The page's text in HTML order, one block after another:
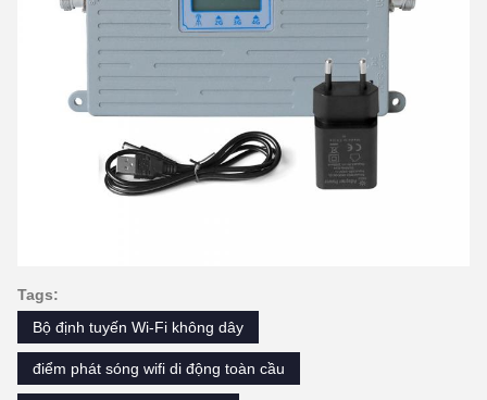
Tags:
Bộ định tuyến Wi-Fi không dây
điểm phát sóng wifi di động toàn cầu